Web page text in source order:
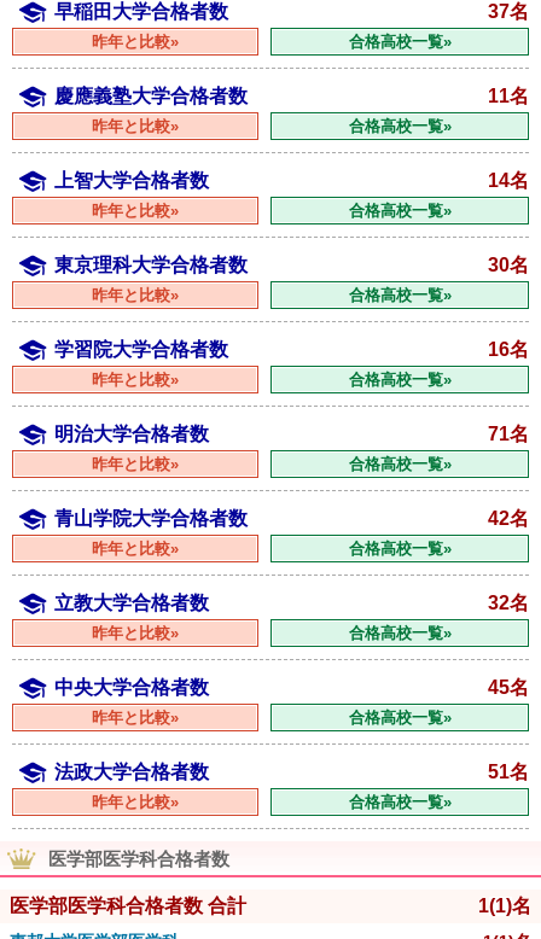
早稲田大学合格者数 37名
昨年と比較» 合格高校一覧»
慶應義塾大学合格者数 11名
昨年と比較» 合格高校一覧»
上智大学合格者数 14名
昨年と比較» 合格高校一覧»
東京理科大学合格者数 30名
昨年と比較» 合格高校一覧»
学習院大学合格者数 16名
昨年と比較» 合格高校一覧»
明治大学合格者数 71名
昨年と比較» 合格高校一覧»
青山学院大学合格者数 42名
昨年と比較» 合格高校一覧»
立教大学合格者数 32名
昨年と比較» 合格高校一覧»
中央大学合格者数 45名
昨年と比較» 合格高校一覧»
法政大学合格者数 51名
昨年と比較» 合格高校一覧»
医学部医学科合格者数
医学部医学科合格者数 合計 1(1)名